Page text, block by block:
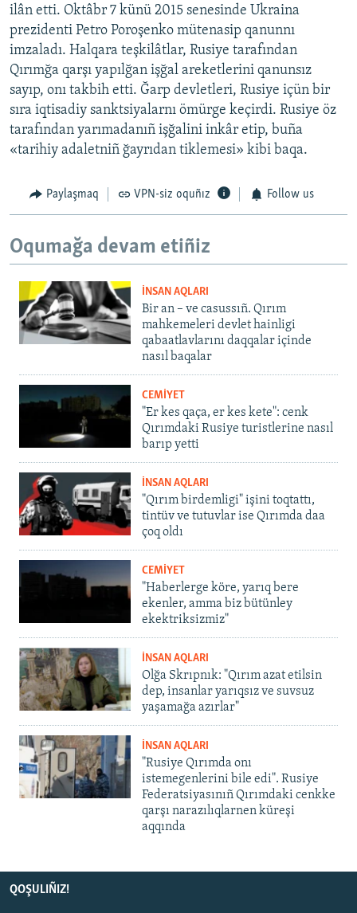
ilân etti. Oktâbr 7 künü 2015 senesinde Ukraina
prezidenti Petro Poroşenko mütenasip qanunnı
imzaladı. Halqara teşkilâtlar, Rusiye tarafından
Qırımğa qarşı yapılğan işğal areketlerini qanunsız
sayıp, onı takbih etti. Ğarp devletleri, Rusiye içün bir
sıra iqtisadiy sanktsiyalarnı ömürge keçirdi. Rusiye öz
tarafından yarımadanıñ işğalini inkâr etip, buña
«tarihiy adaletniñ ğayrıdan tiklemesi» kibi baqa.
Paylaşmaq VPN-siz oquñız Follow us
Oqumağa devam etiñiz
İNSAN AQLARI
Bir an – ve casussıñ. Qırım
mahkemeleri devlet hainligi
qabaatlavlarını daqqalar içinde
nasıl baqalar
CEMİYET
"Er kes qaça, er kes kete": cenk
Qırımdaki Rusiye turistlerine nasıl
barıp yetti
İNSAN AQLARI
"Qırım birdemligi" işini toqtattı,
tintüv ve tutuvlar ise Qırımda daa
çoq oldı
CEMİYET
"Haberlerge köre, yarıq bere
ekenler, amma biz bütünley
ekektriksizmiz"
İNSAN AQLARI
Olğa Skrıpnık: "Qırım azat etilsin
dep, insanlar yarıqsız ve suvsuz
yaşamağa azırlar"
İNSAN AQLARI
"Rusiye Qırımda onı
istemegenlerini bile edi". Rusiye
Federatsiyasınıñ Qırımdaki cenkke
qarşı narazılıqlarnen küreşi
aqqında
QOŞULIÑIZ!